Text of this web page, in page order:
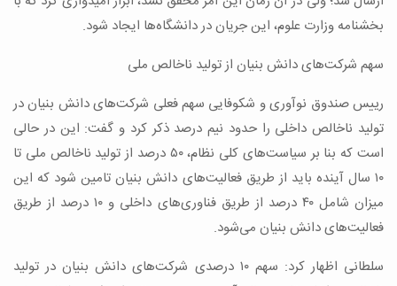
بخشنامه وزارت علوم، این جریان در دانشگاه‌ها ایجاد شود.
سهم شرکت‌های دانش بنیان از تولید ناخالص ملی
رییس صندوق نوآوری و شکوفایی سهم فعلی شرکت‌های دانش بنیان در
تولید ناخالص داخلی را حدود نیم درصد ذکر کرد و گفت: این در حالی
است که بنا بر سیاست‌های کلی نظام، ۵۰ درصد از تولید ناخالص ملی‌ تا
۱۰ سال آینده باید از طریق فعالیت‌های دانش بنیان تامین شود که این
میزان شامل ۴۰ درصد از طریق فناوری‌های داخلی و ۱۰ درصد از طریق
فعالیت‌های دانش بنیان می‌شود.
سلطانی اظهار کرد: سهم ۱۰ درصدی شرکت‌های دانش بنیان در تولید